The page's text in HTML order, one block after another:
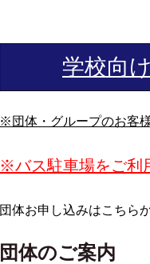
学校向
※団体・グループのお客
※バス駐車場をご利
団体お申し込みはこちら
団体のご案内